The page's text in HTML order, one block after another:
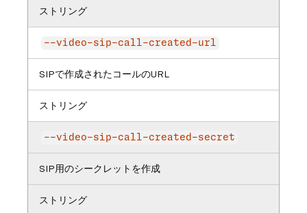
ストリング
--video-sip-call-created-url
SIPで作成されたコールのURL
ストリング
--video-sip-call-created-secret
SIP用のシークレットを作成
ストリング